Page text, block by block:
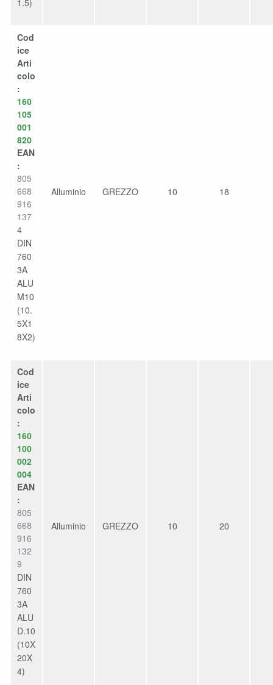
1.5)
Cod
ice
Arti
colo
:
160
105
001
820
EAN
:
805
668
916
137
4
DIN
760
3A
ALU
M10
(10.
5X1
8X2)
Alluminio GREZZO 10 18
Cod
ice
Arti
colo
:
160
100
002
004
EAN
:
805
668
916
132
9
DIN
760
3A
ALU
D.10
(10X
20X
4)
Alluminio GREZZO 10 20